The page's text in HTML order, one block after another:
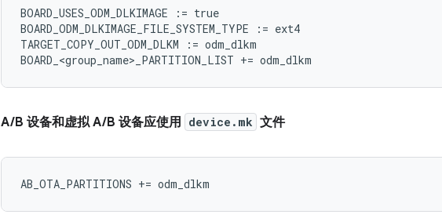
BOARD_USES_ODM_DLKIMAGE := true
BOARD_ODM_DLKIMAGE_FILE_SYSTEM_TYPE
:= ext4
TARGET_COPY_OUT_ODM_DLKM
:= odm_dlkm
BOARD_<group_name>_PARTITION_LIST += odm_dlkm
A/B 设备和虚拟 A/B 设备应使用 device.mk 文件